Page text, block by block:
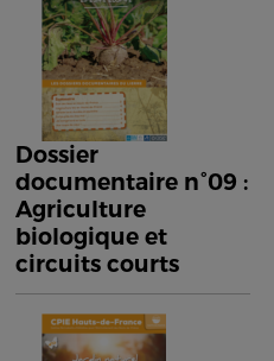
Dossier
documentaire n°09 :
Agriculture
biologique et
circuits courts